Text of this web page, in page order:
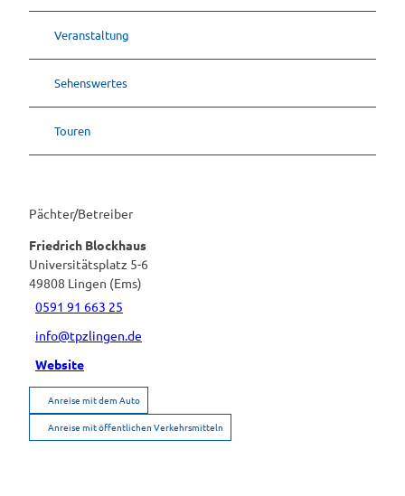
Veranstaltung
Sehenswertes
Touren
Pächter/Betreiber
Friedrich Blockhaus
Universitätsplatz 5-6
49808 Lingen (Ems)
0591 91 663 25
info@tpzlingen.de
Website
Anreise mit dem Auto
Anreise mit öffentlichen Verkehrsmitteln